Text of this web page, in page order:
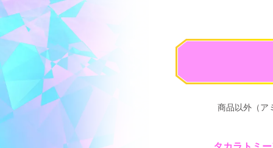
商品以外（ア